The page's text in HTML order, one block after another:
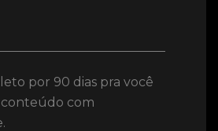
por 90 dias pra você
com